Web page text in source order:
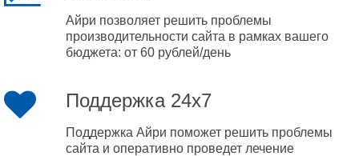
Айри позволяет решить проблемы
производительности сайта в рамках вашего
бюджета: от 60 рублей/день
Поддержка 24x7
Поддержка Айри поможет решить проблемы
сайта и оперативно проведет лечение